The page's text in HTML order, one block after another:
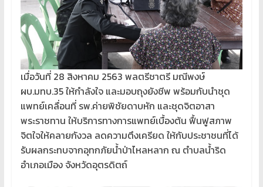
เมื่อวันที่ 28 สิงหาคม 2563 พลตรีชาตรี มณีพงษ์
ผบ.มทบ.35 ให้กำลังใจ และมอบถุงยังชีพ พร้อมกับนำชุด
แพทย์เคลื่อนที่ รพ.ค่ายพิชัยดาบหัก และชุดจิตอาสา
พระราชทาน ให้บริการทางการแพทย์เบื้องต้น ฟื้นฟูสภาพ
จิตใจให้คลายกังวล ลดความตึงเครียด ให้กับประชาชนที่ได้
รับผลกระทบจากอุทกภัยน้ำป่าไหลหลาก ณ ตำบลน้ำริด
อำเภอเมือง จังหวัดอุตรดิตถ์